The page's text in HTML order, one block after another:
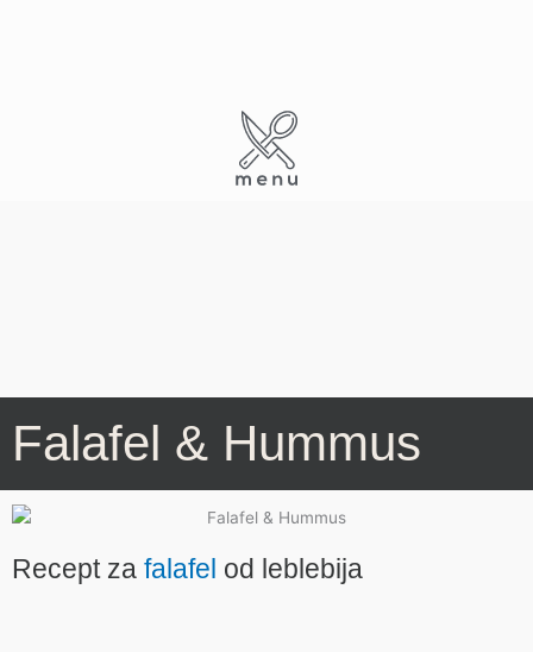
Falafel & Hummus
Recept za falafel od leblebija